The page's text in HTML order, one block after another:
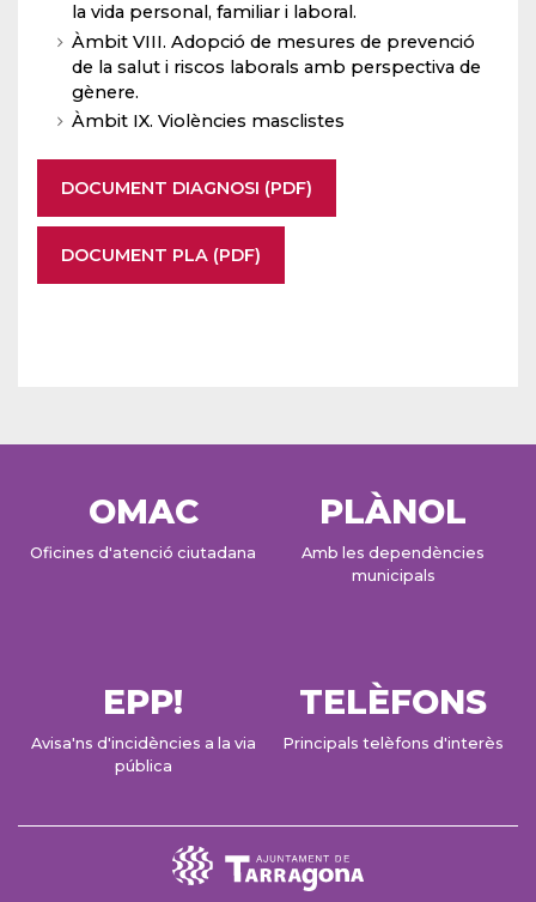
la vida personal, familiar i laboral.
Àmbit VIII. Adopció de mesures de prevenció
de la salut i riscos laborals amb perspectiva de
gènere.
Àmbit IX. Violències masclistes
DOCUMENT DIAGNOSI (PDF)
DOCUMENT PLA (PDF)
OMAC
Oficines d'atenció ciutadana
PLÀNOL
Amb les dependències
municipals
EPP!
Avisa'ns d'incidències a la via
pública
TELÈFONS
Principals telèfons d'interès